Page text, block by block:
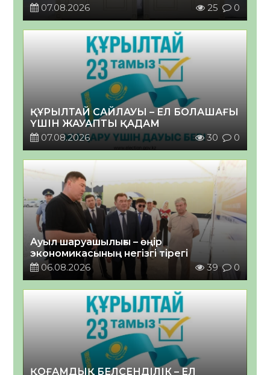
07.08.2026
25 0
ҚҰРЫЛТАЙ САЙЛАУЫ – ЕЛ БОЛАШАҒЫ
ҮШІН ЖАУАПТЫ ҚАДАМ
07.08.2026
30 0
Ауыл шаруашылығы – өңір
экономикасының негізгі тірегі
06.08.2026
39 0
ҚОҒАМДЫҚ БЕЛСЕНДІЛІК – ЕЛ